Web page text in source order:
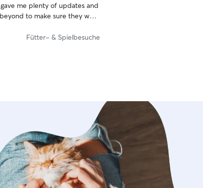
me plenty of updates and
to make sure they were
reassured as a result.
Annegret more highly
Fütter- & Spielbesuche